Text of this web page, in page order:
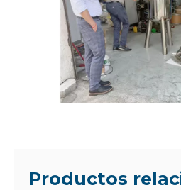
Productos